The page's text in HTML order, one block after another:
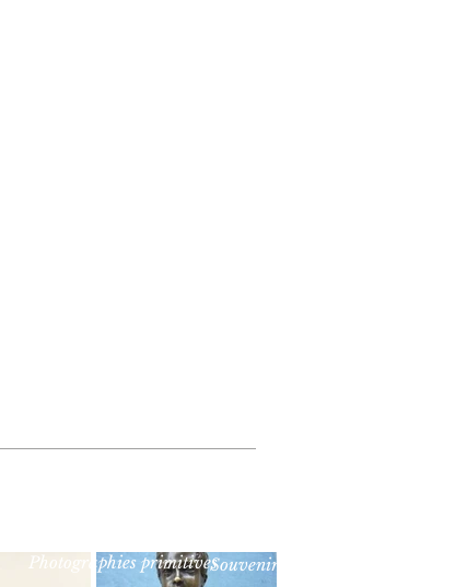
Photographies primitivesSouvenirs historiques